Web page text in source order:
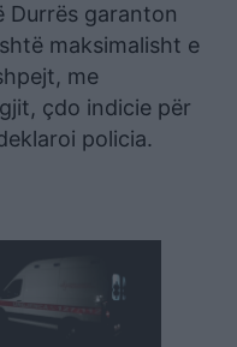
Durrës garanton
maksimalisht e
me
çdo indicie për
policia.